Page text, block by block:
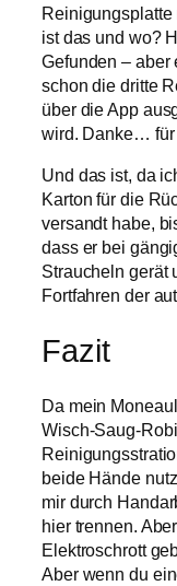
Reinigungsplatte
ist das und wo?
Gefunden – aber
schon die dritte
über die App
wird. Danke… für
Und das ist, da
Karton für die
versandt habe,
dass er bei
Straucheln gerät
Fortfahren der
Fazit
Da mein
Wisch-Saug-
beide Hände
mir durch
hier trennen.
Elektroschrott
Aber wenn du